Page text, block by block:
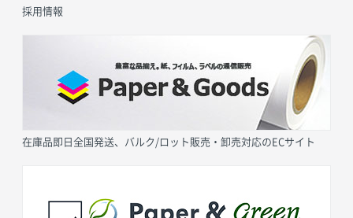
採用情報
在庫品即日全国発送、バルク/ロット販売・卸売対応のECサイト